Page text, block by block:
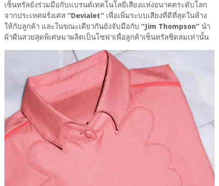
เซ็นทรัลยังร่วมมือกับแบรนด์เทคโนโลยีเสียงแห่งอนาคตระดับโลก
จากประเทศฝรั่งเศส “Devialet”เพื่อเพิ่มระบบเสียงที่ดีที่สุดในห้าง
ให้กับลูกค้า และในขณะเดียวกันยังจับมือกับ “Jim Thompson”นำ
ผ้าผืนสวยสุดพิเศษมาผลิตเป็นโซฟาเพื่อลูกค้าเซ็นทรัลชิดลมเท่านั้น